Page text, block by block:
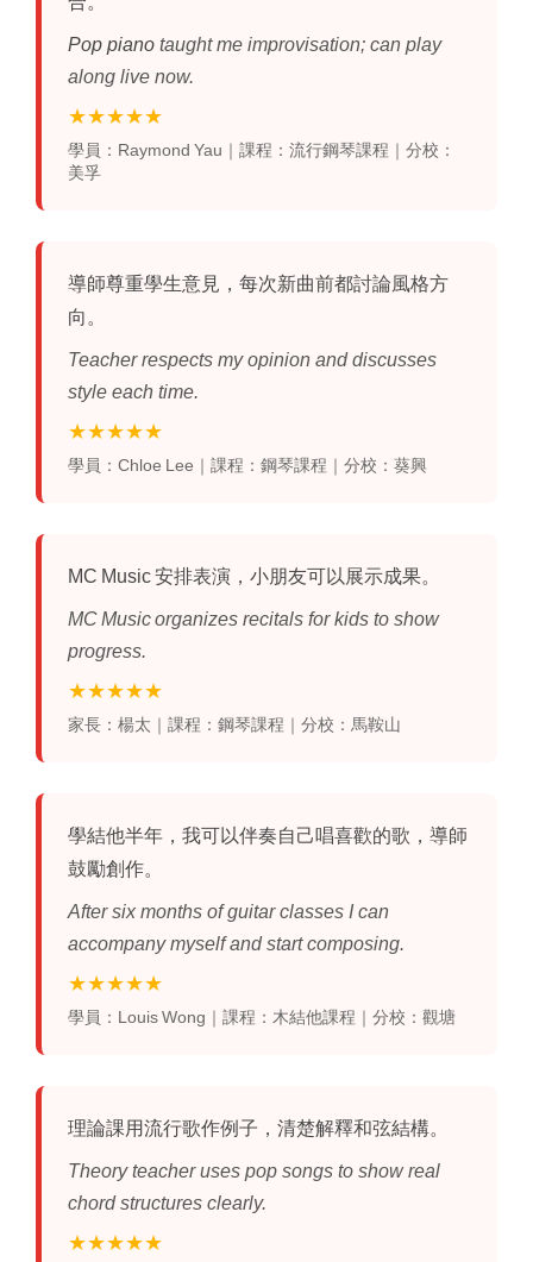
Pop piano taught me improvisation; can play
along live now.
★★★★★
學員：Raymond Yau｜課程：流行鋼琴課程｜分校：
美孚
導師尊重學生意見，每次新曲前都討論風格方
向。
Teacher respects my opinion and discusses
style each time.
★★★★★
學員：Chloe Lee｜課程：鋼琴課程｜分校：葵興
MC Music 安排表演，小朋友可以展示成果。
MC Music organizes recitals for kids to show
progress.
★★★★★
家長：楊太｜課程：鋼琴課程｜分校：馬鞍山
學結他半年，我可以伴奏自己唱喜歡的歌，導師
鼓勵創作。
After six months of guitar classes I can
accompany myself and start composing.
★★★★★
學員：Louis Wong｜課程：木結他課程｜分校：觀塘
理論課用流行歌作例子，清楚解釋和弦結構。
Theory teacher uses pop songs to show real
chord structures clearly.
★★★★★